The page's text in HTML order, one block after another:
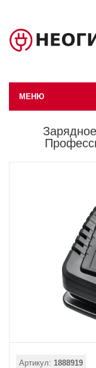
МЕНЮ
Артикул: 1888919